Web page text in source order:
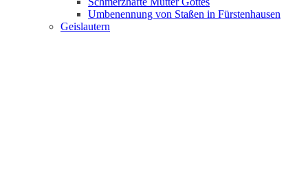
Umbenennung von Staßen in Fürstenhausen
Geislautern